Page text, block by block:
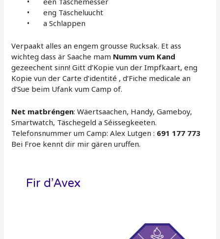
• eng Täscheluucht
• a Schlappen
Verpaakt alles an engem grousse Rucksak. Et ass
wichteg dass är Saache mam Numm vum Kand
gezeechent sinn! Gitt d’Kopie vun der Impfkaart, eng
Kopie vun der Carte d’identité , d’Fiche medicale an
d’Sue beim Ufank vum Camp of.
Net matbréngen: Wäertsaachen, Handy, Gameboy,
Smartwatch, Täschegeld a Séissegkeeten.
Telefonsnummer um Camp: Alex Lutgen : 691 177 773
Bei Froe kennt dir mir gären uruffen.
Fir d’Avex